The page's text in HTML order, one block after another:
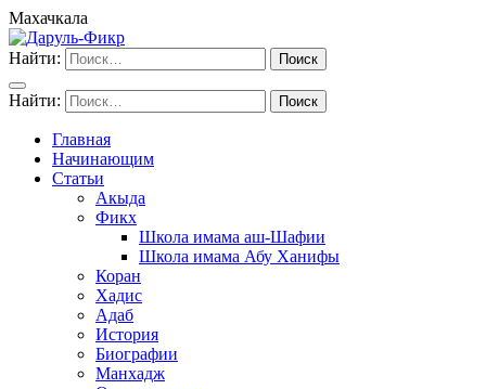
Махачкала
Найти:
Найти:
Главная
Начинающим
Статьи
Акыда
Фикх
Школа имама аш-Шафии
Школа имама Абу Ханифы
Коран
Хадис
Адаб
История
Биографии
Манхадж